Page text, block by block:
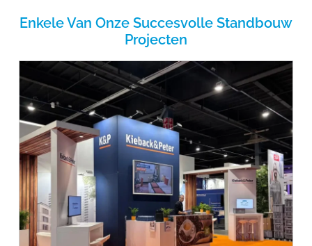
Enkele Van Onze Succesvolle Standbouw
Projecten